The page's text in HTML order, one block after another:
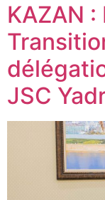
KAZAN
JSC